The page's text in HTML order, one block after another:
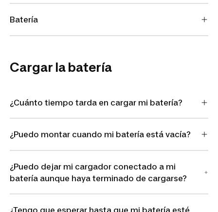
Batería
Cargar la batería
¿Cuánto tiempo tarda en cargar mi batería?
¿Puedo montar cuando mi batería está vacía?
¿Puedo dejar mi cargador conectado a mi
batería aunque haya terminado de cargarse?